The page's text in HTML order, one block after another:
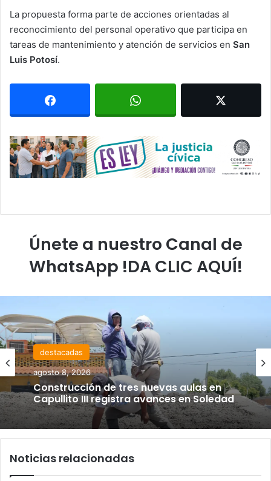
La propuesta forma parte de acciones orientadas al
reconocimiento del personal operativo que participa en
tareas de mantenimiento y atención de servicios en San
Luis Potosí.
Únete a nuestro Canal de
WhatsApp !DA CLIC AQUÍ!
destacadas
agosto 8, 2026
Construcción de tres nuevas aulas en
Capullito III registra avances en Soledad
Noticias relacionadas